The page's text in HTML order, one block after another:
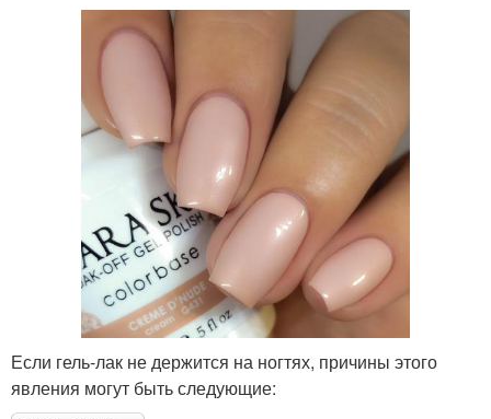
Если гель-лак не держится на ногтях, причины этого
явления могут быть следующие: